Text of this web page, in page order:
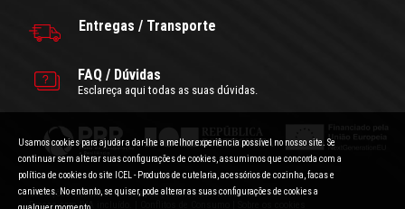
Entregas / Transporte
FAQ / Dúvidas
Esclareça aqui todas as suas dúvidas.
Condições Gerais de Utilização |Politica de Privacidade
Preços com IVA incluído.
Usamos cookies para ajudar a dar-lhe a melhor experiência possível no nosso site. Se
continuar sem alterar suas configurações de cookies, assumimos que concorda com a
política de cookies do site ICEL - Produtos de cutelaria, acessórios de cozinha, facas e
canivetes. No entanto, se quiser, pode alterar as suas configurações de cookies a